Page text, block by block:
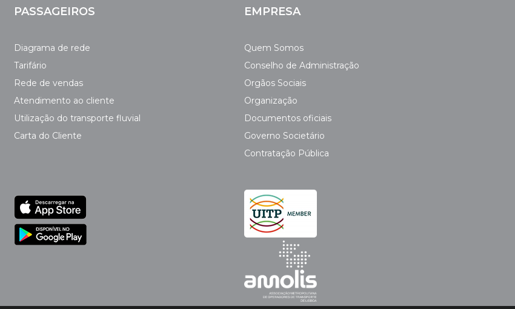
PASSAGEIROS
Diagrama de rede
Tarifário
Rede de vendas
Atendimento ao cliente
Utilização do transporte fluvial
Carta do Cliente
EMPRESA
Quem Somos
Conselho de Administração
Orgãos Sociais
Organização
Documentos oficiais
Governo Societário
Contratação Pública